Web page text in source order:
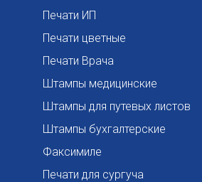
Печати ИП
Печати цветные
Печати Врача
Штампы медицинские
Штампы для путевых листов
Штампы бухгалтерские
Факсимиле
Печати для сургуча